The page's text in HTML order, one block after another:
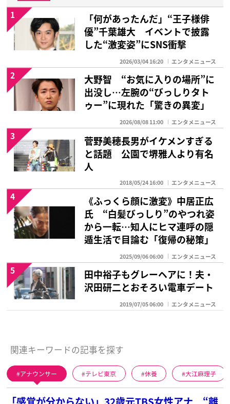
「何があったんだ」“王子様俳
優”千葉雄大 イベントで披露
した“激変姿”にSNS衝撃
2026/03/04 16:20 エンタメニュース
1
大野智 “お気に入りの場所”に
出没し…左腕の“びっしりタト
ゥー”に現れた「驚きの異変」
2026/08/08 11:00 エンタメニュース
2
菅野美穂長男がイケメンすぎる
と話題 公園で堺雅人より有名
人
2018/05/24 16:00 エンタメニュース
3
《ふっくら顔に激変》中居正広
氏 “白髪びっしり”のやつれ姿
から一転…知人にヒマ連呼の隠
遁生活で目論む「復帰の秘策」
2025/09/06 06:00 エンタメニュース
4
田中裕子もグレーヘアに！夫・
沢田研二とおそろい電車デート
2019/07/05 06:00 エンタメニュース
5
関連キーワードの記事を探す
アナウンサー テレビ東京 休養 大江麻理子
「感覚が分からない」32歳元TBS女性アナ “離